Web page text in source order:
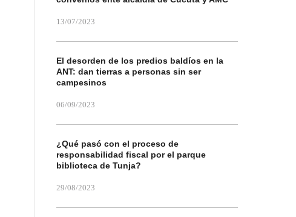
13/07/2023
El desorden de los predios baldíos en la
ANT: dan tierras a personas sin ser
campesinos
06/09/2023
¿Qué pasó con el proceso de
responsabilidad fiscal por el parque
biblioteca de Tunja?
29/08/2023